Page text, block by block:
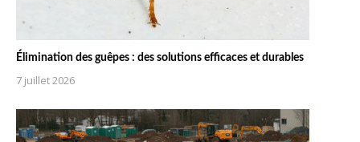
Élimination des guêpes : des solutions efficaces et durables
7 juillet 2026